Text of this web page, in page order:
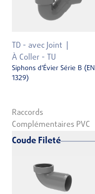
TD - avec Joint
À Coller - TU
Siphons d'Évier Série B (EN
1329)
Raccords
Complémentaires PVC
Coude Fileté